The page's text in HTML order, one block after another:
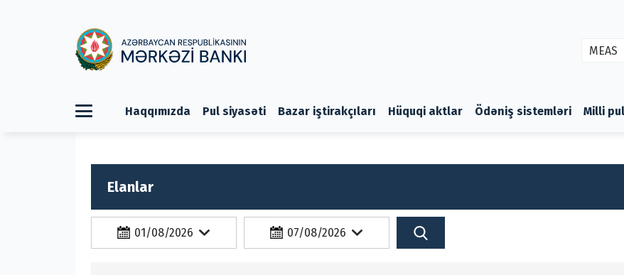
MEAS
Haqqımızda Pul siyasəti Bazar iştirakçıları Hüquqi aktlar Ödəniş sistemləri Milli
Elanlar